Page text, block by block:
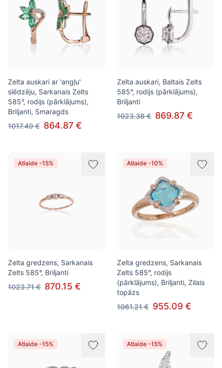
Zelta auskari ar 'angļu'
slēdzēju, Sarkanais Zelts
585°, rodijs (pārklājums),
Briljanti, Smaragds
1017.49 € 864.87 €
Zelta auskari, Baltais Zelts
585°, rodijs (pārklājums),
Briljanti
1023.38 € 869.87 €
Atlaide -15%
Zelta gredzens, Sarkanais
Zelts 585°, Briljanti
1023.71 € 870.15 €
Atlaide -10%
Zelta gredzens, Sarkanais
Zelts 585°, rodijs
(pārklājums), Briljanti, Zilais
topāzs
1061.21 € 955.09 €
Atlaide -15% Atlaide -15%